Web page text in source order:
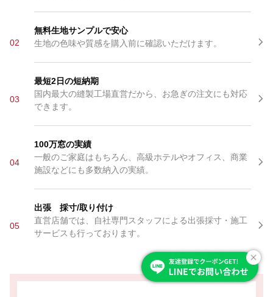
02
無料生地サンプルで安心
生地の色味や質感を購入前に確認いただけます。
03
最短2日の短納期
国内最大の縫製工場直営だから、お急ぎの注文にも対応
できます。
04
100万窓の実績
一般のご家庭はもちろん、高級ホテルやオフィス、商業
施設などにも多数納入の実績。
05
出張 採寸/取り付け
直営店舗では、自社専門スタッフによる出張採寸・施工
サービスも行っております。